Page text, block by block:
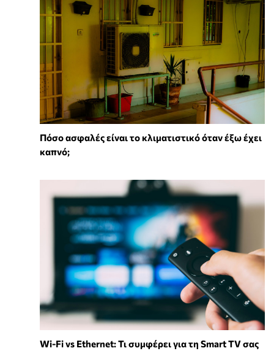
Πόσο ασφαλές είναι το κλιματιστικό όταν έξω έχει
καπνό;
Wi-Fi vs Ethernet: Τι συμφέρει για τη Smart TV σας